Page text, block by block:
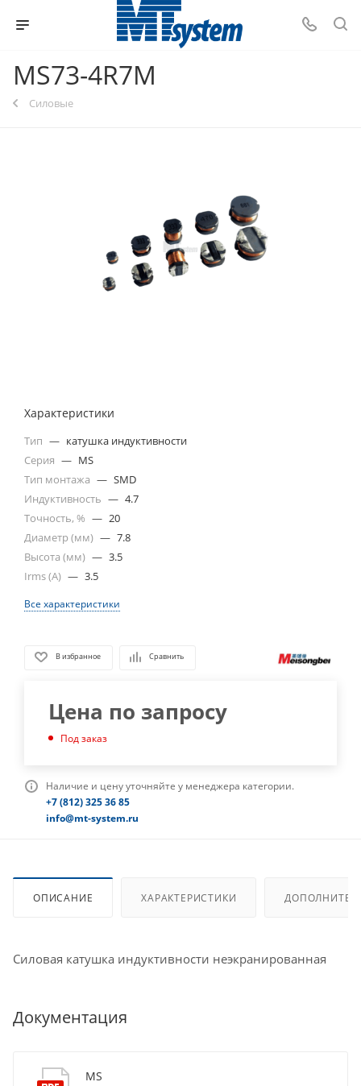
MS73-4R7M
Силовые
Характеристики
Тип — катушка индуктивности
Серия — MS
Тип монтажа — SMD
Индуктивность — 4.7
Точность, % — 20
Диаметр (мм) — 7.8
Высота (мм) — 3.5
Irms (A) — 3.5
Все характеристики
В избранное Сравнить
Цена по запросу
Под заказ
Наличие и цену уточняйте у менеджера категории.
+7 (812) 325 36 85
info@mt-system.ru
ОПИСАНИЕ ХАРАКТЕРИСТИКИ
Силовая катушка индуктивности неэкранированная
Документация
MS